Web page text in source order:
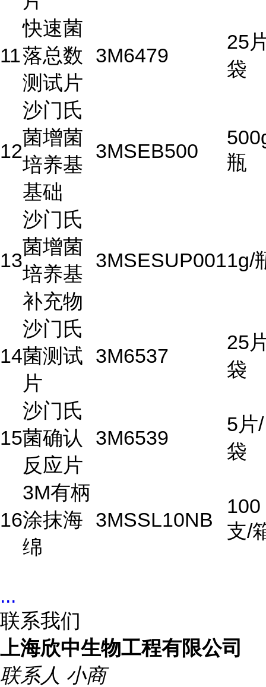
11
快速菌
落总数
测试片
3M6479
25
袋
12
沙门氏
菌增菌
培养基
基础
3MSEB500
瓶
13
沙门氏
菌增菌
培养基
补充物
3MSESUP0011g/
14
沙门氏
菌测试
片
3M6537
25
袋
15
沙门氏
菌确认
反应片
3M6539
5片/
袋
16
3M有柄
涂抹海
绵
3MSSL10NB
100
支/
...
联系我们
上海欣中生物工程有限公司
联系人 小商